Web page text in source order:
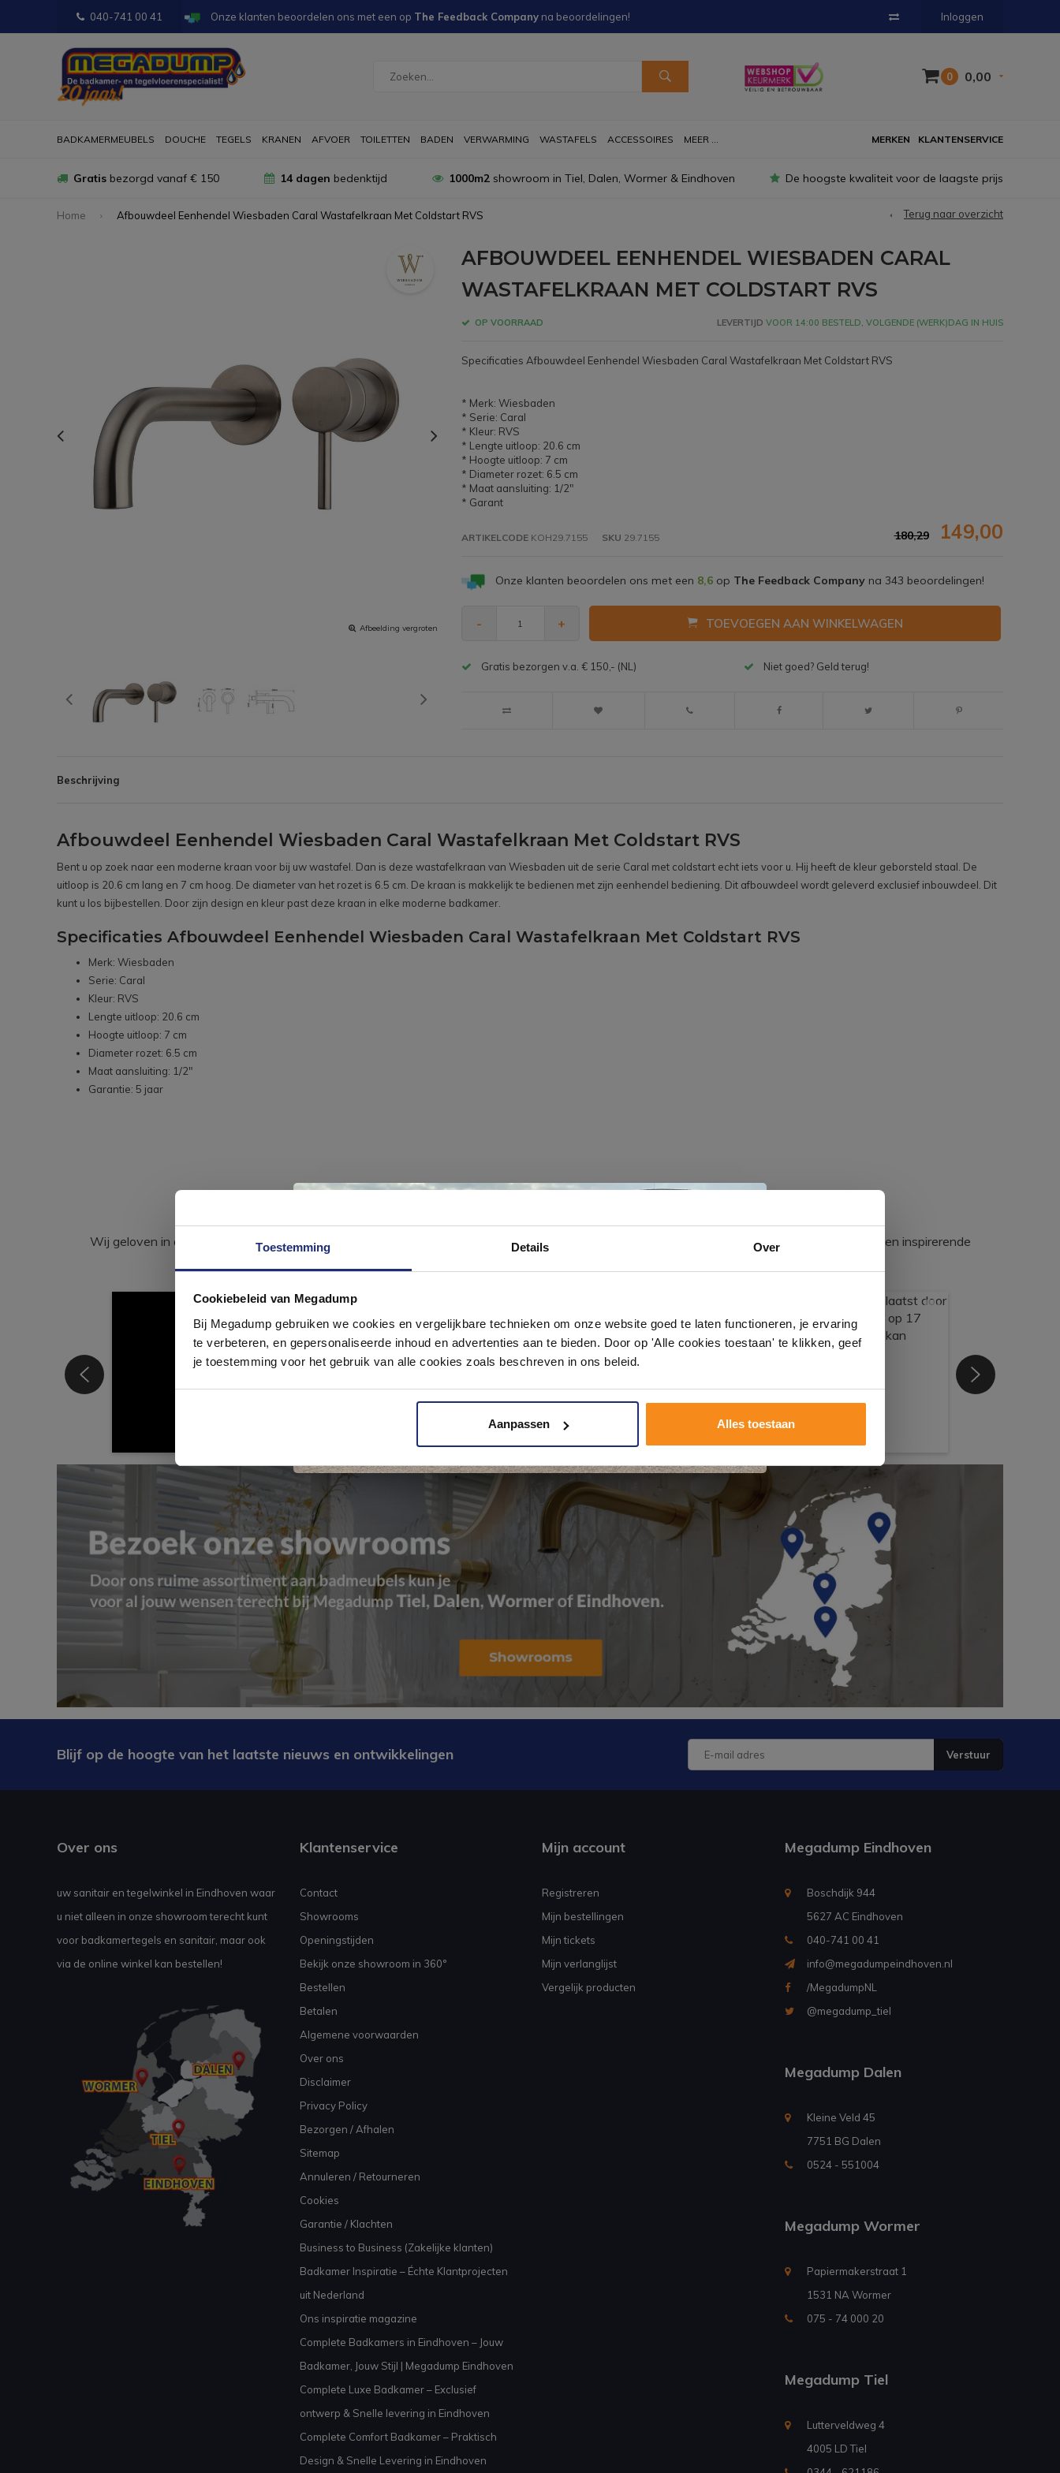
Toestemming Details Over
Cookiebeleid van Megadump
Bij Megadump gebruiken we cookies en vergelijkbare technieken om onze website goed te laten functioneren, je ervaring
te verbeteren, en gepersonaliseerde inhoud en advertenties aan te bieden. Door op 'Alle cookies toestaan' te klikken, geef
je toestemming voor het gebruik van alle cookies zoals beschreven in ons beleid.
Aanpassen Alles toestaan
040-741 00 41 Onze klanten beoordelen ons met een op The Feedback Company na beoordelingen! Inloggen
0 0,00
BADKAMERMEUBELS DOUCHE TEGELS KRANEN AFVOER TOILETTEN BADEN VERWARMING WASTAFELS ACCESSOIRES MEER ... KLANTENSERVICE
MERKEN
Gratis bezorgd vanaf € 150 14 dagen bedenktijd 1000m2showroom in Tiel, Dalen, Wormer & Eindhoven De hoogste kwaliteit voor de laagste prijs
Home Afbouwdeel Eenhendel Wiesbaden Caral Wastafelkraan Met Coldstart RVS Terug naar overzicht
Afbeelding vergroten Afbeelding vergroten
AFBOUWDEEL EENHENDEL WIESBADEN CARAL
WASTAFELKRAAN MET COLDSTART RVS
OP VOORRAAD LEVERTIJD VOOR 14:00 BESTELD, VOLGENDE (WERK)DAG IN HUIS
Specificaties Afbouwdeel Eenhendel Wiesbaden Caral Wastafelkraan Met Coldstart RVS
* Merk: Wiesbaden
* Serie: Caral
* Kleur: RVS
* Lengte uitloop: 20.6 cm
* Hoogte uitloop: 7 cm
* Diameter rozet: 6.5 cm
* Maat aansluiting: 1/2"
* Garant
ARTIKELCODEKOH29.7155 SKU 29.7155 180,29 149,00
Onze klanten beoordelen ons met een 8,6op The Feedback Companyna 343 beoordelingen!
- + TOEVOEGEN AAN WINKELWAGEN
Gratis bezorgen v.a. € 150,- (NL) Niet goed? Geld terug!
Beschrijving
Afbouwdeel Eenhendel Wiesbaden Caral Wastafelkraan Met Coldstart RVS
Bent u op zoek naar een moderne kraan voor bij uw wastafel. Dan is deze wastafelkraan van Wiesbaden uit de serie Caral met coldstart echt iets voor u. Hij heeft de kleur geborsteld staal. De
uitloop is 20.6 cm lang en 7 cm hoog. De diameter van het rozet is 6.5 cm. De kraan is makkelijk te bedienen met zijn eenhendel bediening. Dit afbouwdeel wordt geleverd exclusief inbouwdeel. Dit
kunt u los bijbestellen. Door zijn design en kleur past deze kraan in elke moderne badkamer.
Specificaties Afbouwdeel Eenhendel Wiesbaden Caral Wastafelkraan Met Coldstart RVS
Merk: Wiesbaden
Serie: Caral
Kleur: RVS
Lengte uitloop: 20.6 cm
Hoogte uitloop: 7 cm
Diameter rozet: 6.5 cm
Maat aansluiting: 1/2"
Garantie: 5 jaar
Wij geloven in de kracht van delen. Deel jouw badkamer op Instagram met #mijndroombadkamer en tag @megadumpnl. Samen bouwen we een inspirerende
omgeving vol met unieke badkamerstijlen. Doe je mee?
Blijf op de hoogte van het laatste nieuws en ontwikkelingen Verstuur
Over ons
uw sanitair en tegelwinkel in Eindhoven waar
u niet alleen in onze showroom terecht kunt
voor badkamertegels en sanitair, maar ook
via de online winkel kan bestellen!
Klantenservice
Contact
Showrooms
Openingstijden
Bekijk onze showroom in 360°
Bestellen
Betalen
Algemene voorwaarden
Over ons
Disclaimer
Privacy Policy
Bezorgen / Afhalen
Sitemap
Annuleren / Retourneren
Cookies
Garantie / Klachten
Business to Business (Zakelijke klanten)
Badkamer Inspiratie – Échte Klantprojecten
uit Nederland
Ons inspiratie magazine
Complete Badkamers in Eindhoven – Jouw
Badkamer, Jouw Stijl | Megadump Eindhoven
Complete Luxe Badkamer – Exclusief
ontwerp & Snelle levering in Eindhoven
Complete Comfort Badkamer – Praktisch
Design & Snelle Levering in Eindhoven
Mijn account
Registreren
Mijn bestellingen
Mijn tickets
Mijn verlanglijst
Vergelijk producten
Megadump Eindhoven
Boschdijk 944
5627 AC Eindhoven
040-741 00 41
info@megadumpeindhoven.nl
/MegadumpNL
@megadump_tiel
Megadump Dalen
Kleine Veld 45
7751 BG Dalen
0524 - 551004
Megadump Wormer
Papiermakerstraat 1
1531 NA Wormer
075 - 74 000 20
Megadump Tiel
Lutterveldweg 4
4005 LD Tiel
Ontdek 21 complete badkamers in onze
Laat je inspireren door 21 volledig ingerichte badkameropstellingen – van
compact tot luxe. Onze ervaren adviseurs helpen je persoonlijk, en je vindt tegels
& sanitair direct uit voorraad. Gratis parkeren op eigen terrein.
Kom langs en ervaar zelf het verschil!